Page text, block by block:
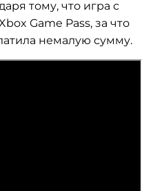
тому, что игра с
Game Pass, за что
немалую сумму.